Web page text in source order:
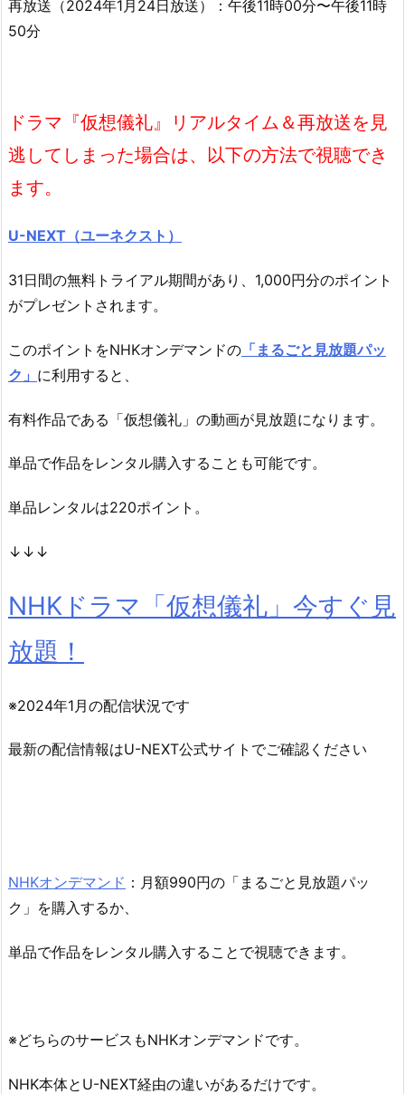
再放送（2024年1月24日放送）：午後11時00分〜午後11時
50分
ドラマ『仮想儀礼』
リアルタイム＆再放送を見
逃してしまった場合は、以下の方法で視聴でき
ます。
U-NEXT（ユーネクスト）
31日間の無料トライアル期間があり、1,000円分のポイント
がプレゼントされます。
このポイントをNHKオンデマンドの 「まるごと見放題パッ
ク」 に利用すると、
有料作品である「仮想儀礼」の動画が見放題になります。
単品で作品をレンタル購入することも可能です。
単品レンタルは220ポイント。
↓↓↓
NHKドラマ「仮想儀礼」今すぐ見
放題！
※2024年1月の配信状況です
最新の配信情報はU-NEXT公式サイトでご確認ください
NHKオンデマンド ：月額990円の「まるごと見放題パッ
ク」を購入するか、
単品で作品をレンタル購入することで視聴できます。
※どちらのサービスもNHKオンデマンドです。
NHK本体とU-NEXT経由の違いがあるだけです。